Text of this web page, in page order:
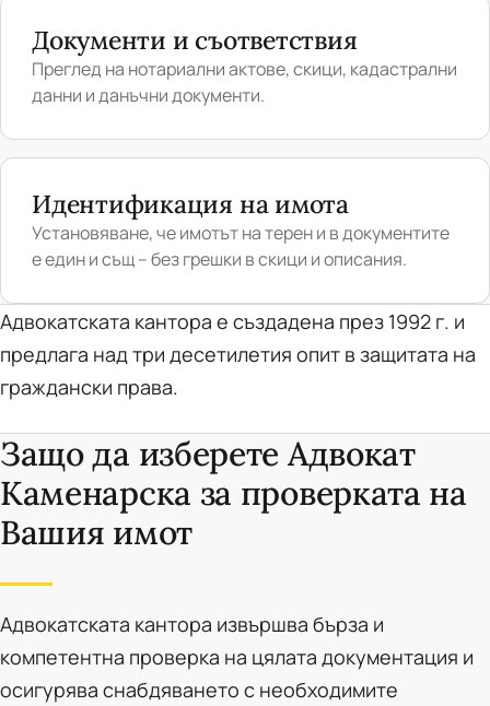
Документи и съответствия
Преглед на нотариални актове, скици, кадастрални
данни и данъчни документи.
Идентификация на имота
Установяване, че имотът на терен и в документите
е един и същ – без грешки в скици и описания.
Адвокатската кантора е създадена през 1992 г. и
предлага над три десетилетия опит в защитата на
граждански права.
Защо да изберете Адвокат
Каменарска за проверката на
Вашия имот
Адвокатската кантора извършва бърза и
компетентна проверка на цялата документация и
осигурява снабдяването с необходимите